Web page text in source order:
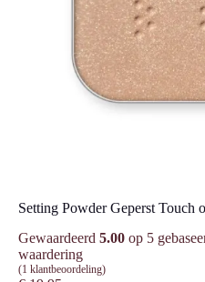
Setting Powder Geperst Touch
Gewaardeerd 5.00 op 5
waardering
(1 klantbeoordeling)